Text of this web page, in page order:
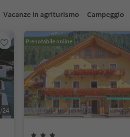
Vacanze in agriturismo Campeggio
/24
Prenotabile online